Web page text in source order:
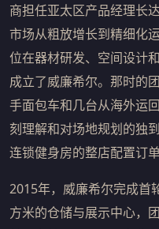
商担任亚太区产品经理长
市场从粗放增长到精细化
位在器材研发、空间设计
成立了威廉希尔。那时的
手面包车和几台从海外运
刻理解和对场地规划的独
连锁健身房的整店配置订单
2015年，威廉希尔完成首
方米的仓储与展示中心，